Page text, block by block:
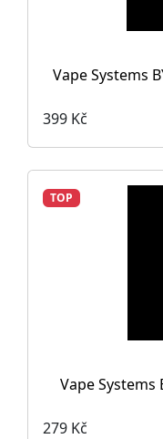
Vape Systems
399 Kč
TOP
Vape Systems
279 Kč